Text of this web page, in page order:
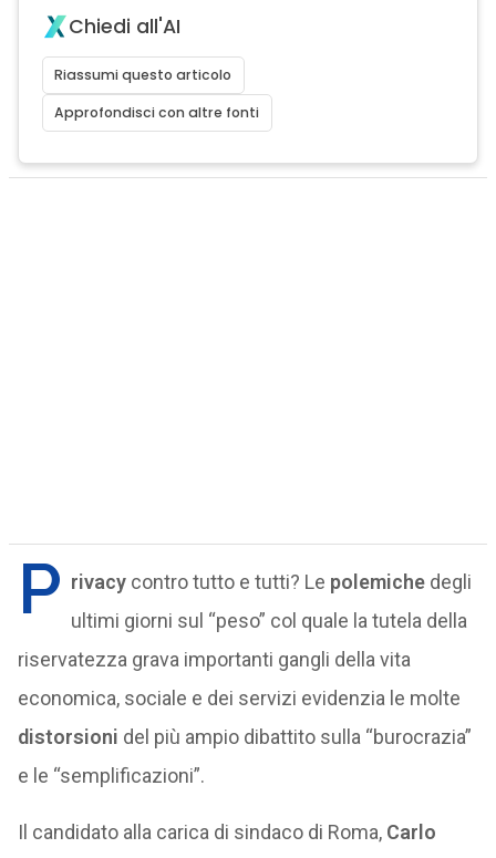
Chiedi all'AI
Riassumi questo articolo
Approfondisci con altre fonti
P rivacycontro tutto e tutti? Le polemichedegli
ultimi giorni sul “peso” col quale la tutela della
riservatezza grava importanti gangli della vita
economica, sociale e dei servizi evidenzia le molte
distorsioni del più ampio dibattito sulla “burocrazia”
e le “semplificazioni”.
Il candidato alla carica di sindaco di Roma, Carlo